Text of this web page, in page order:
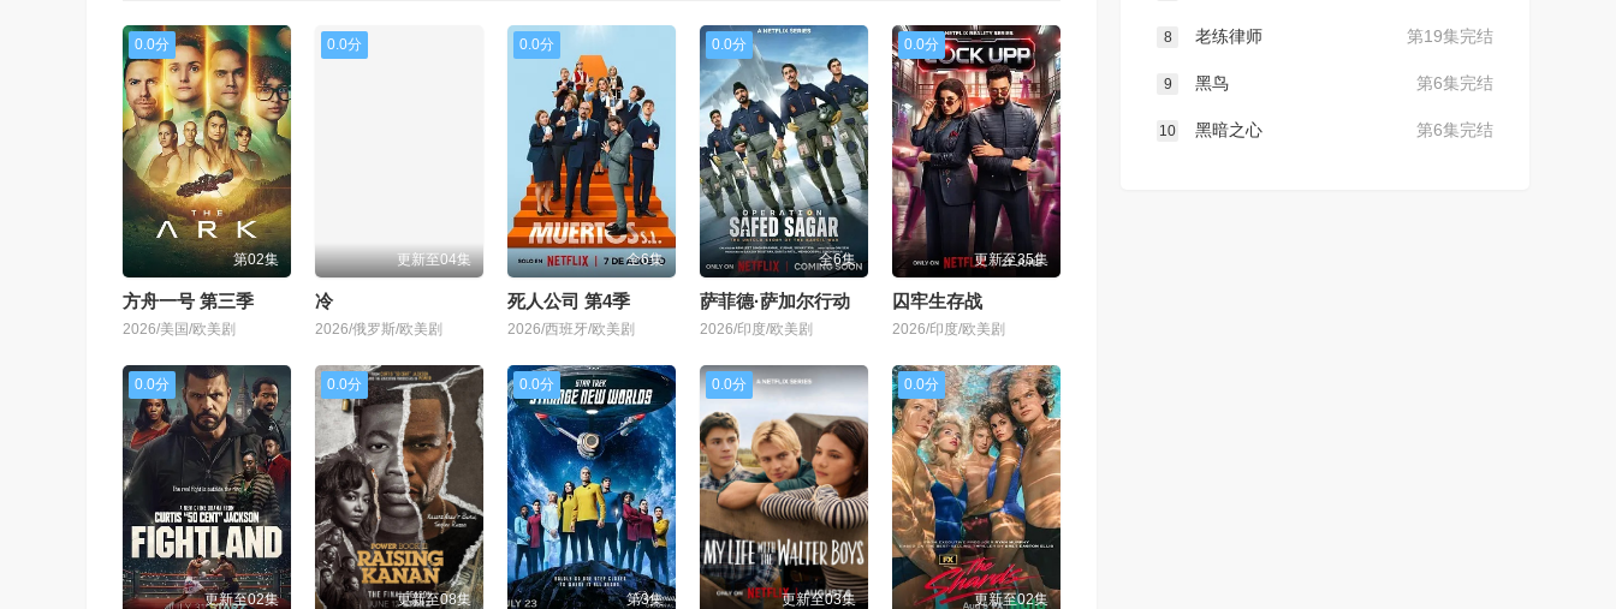
0.0分
第02集
方舟一号 第三季
2026/美国/欧美剧
0.0分
更新至04集
冷
2026/俄罗斯/欧美剧
0.0分
全6集
死人公司 第4季
2026/西班牙/欧美剧
0.0分
全6集
萨菲德·萨加尔行动
2026/印度/欧美剧
0.0分
更新至35集
囚牢生存战
2026/印度/欧美剧
0.0分
更新至02集
0.0分
更新至08集
0.0分
第3集
0.0分
更新至03集
0.0分
更新至02集
第19集完结
8 老练律师
第6集完结
9 黑鸟
第6集完结
10 黑暗之心